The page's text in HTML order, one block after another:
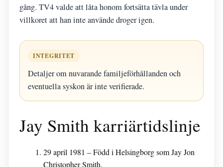
gång. TV4 valde att låta honom fortsätta tävla under
villkoret att han inte använde droger igen.
INTEGRITET
Detaljer om nuvarande familjeförhållanden och
eventuella syskon är inte verifierade.
Jay Smith karriärtidslinje
29 april 1981 – Född i Helsingborg som Jay Jon
Christopher Smith.